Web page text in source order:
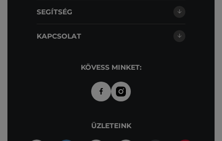
SEGÍTSÉG
KAPCSOLAT
KÖVESS MINKET:
ÜZLETEINK